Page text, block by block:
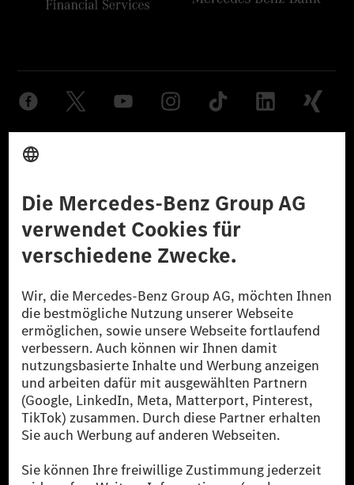
© 2026 Mercedes-Benz Group AG. Alle Rechte vorbehalten.
reduzierte CO₂-Emissionen bei der Mercedes-Benz Group durch
zertifizierte Ausgleichsprojekte kompensiert werden.
[2] Renewable Charging ist ein integraler Bestandteil von MB.CHARGE
Public in Europa, den USA, Kanada und China. Sofern an der jeweiligen
Ladestation noch kein Strom aus erneuerbaren Energien vorliegt,
verwendet Renewable Charging Grünstromzertifikate*. Diese stellen
sicher, dass für Ladevorgänge über MB.CHARGE Public eine äquivalente
Strommenge aus erneuerbaren Energien ins Stromnetz eingespeist wird.
Sie stammen ausschließlich aus Wind- und Solarkraftanlagen, die jünger
als sechs Jahre sind.
* Inkl. EKOenergy Ökolabel
* Die angegebenen Werte wurden nach dem vorgeschriebenen
Messverfahren WLTP (Worldwide harmonised Light vehicles Test